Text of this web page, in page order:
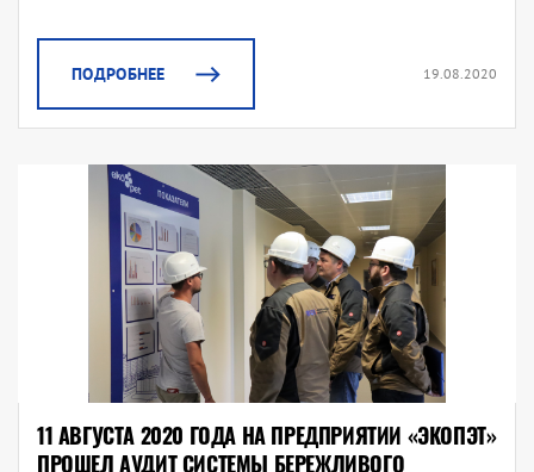
ПОДРОБНЕЕ 19.08.2020
11 АВГУСТА 2020 ГОДА НА ПРЕДПРИЯТИИ «ЭКОПЭТ»
ПРОШЕЛ АУДИТ СИСТЕМЫ БЕРЕЖЛИВОГО